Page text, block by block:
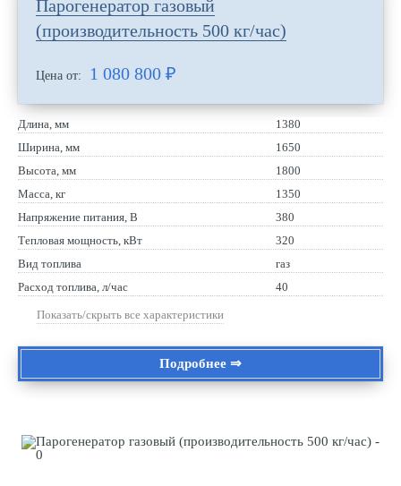
Парогенератор газовый
(производительность 500 кг/час)
Цена от: 1 080 800 ₽
Длина, мм
1380
Ширина, мм
1650
Высота, мм
1800
Масса, кг
1350
Напряжение питания, В
380
Тепловая мощность, кВт
320
Вид топлива
газ
Расход топлива, л/час
40
Показать/скрыть все характеристики
Подробнее ⇒